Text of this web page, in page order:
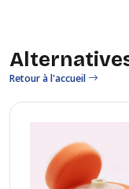
Retour à l'accueil